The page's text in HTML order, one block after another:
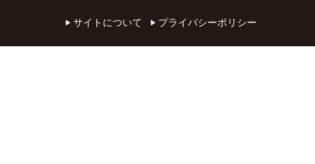
サイトについて プライバシーポリシー